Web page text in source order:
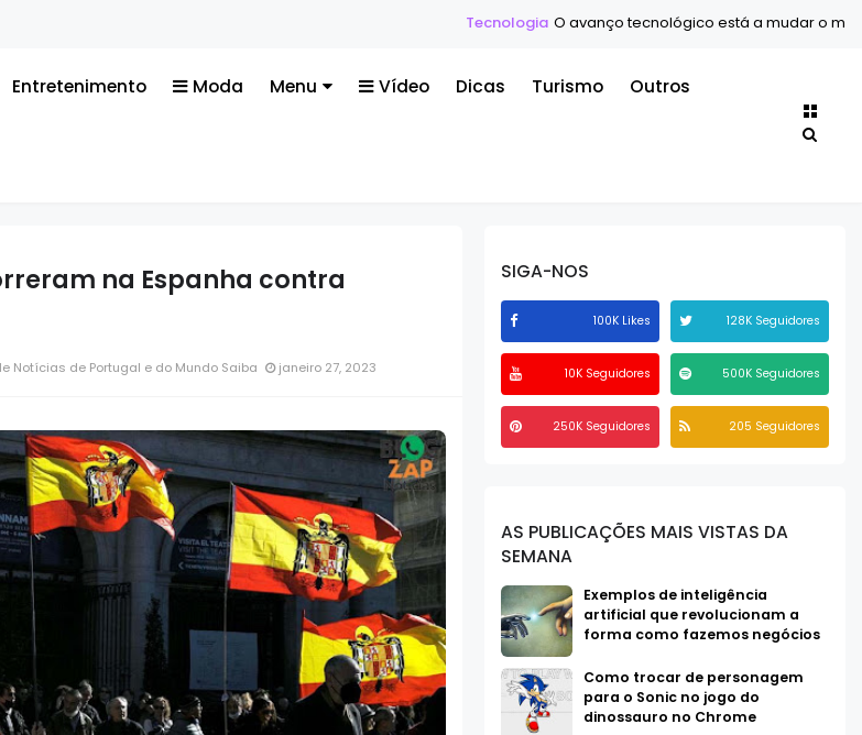
O avanço tecnológico está a mudar o mundo mais
Entretenimento Moda Menu Vídeo Dicas Turismo Outros
na Espanha contra
Notícias de Portugal e do Mundo Saiba janeiro 27, 2023
SIGA-NOS
100K Likes 128K Seguidores
10K Seguidores 500K Seguidores
250K Seguidores 205 Seguidores
AS PUBLICAÇÕES MAIS VISTAS DA
SEMANA
Exemplos de inteligência
artificial que revolucionam a
forma como fazemos negócios
Como trocar de personagem
para o Sonic no jogo do
dinossauro no Chrome